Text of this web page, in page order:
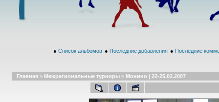
● Список альбомов ● Последние добавления ● Последние
Главная > Межрегиональные турниры > Монино | 22-25.02.2007